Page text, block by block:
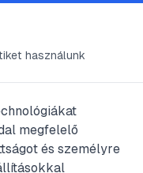
használunk
megfelelő
és személyre